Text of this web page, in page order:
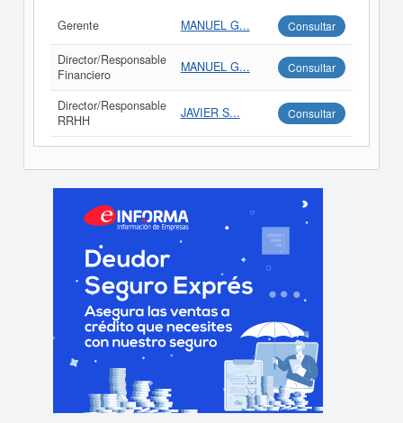
Gerente MANUEL G... Consultar
Director/Responsable
Financiero
MANUEL G... Consultar
Director/Responsable
RRHH
JAVIER S... Consultar